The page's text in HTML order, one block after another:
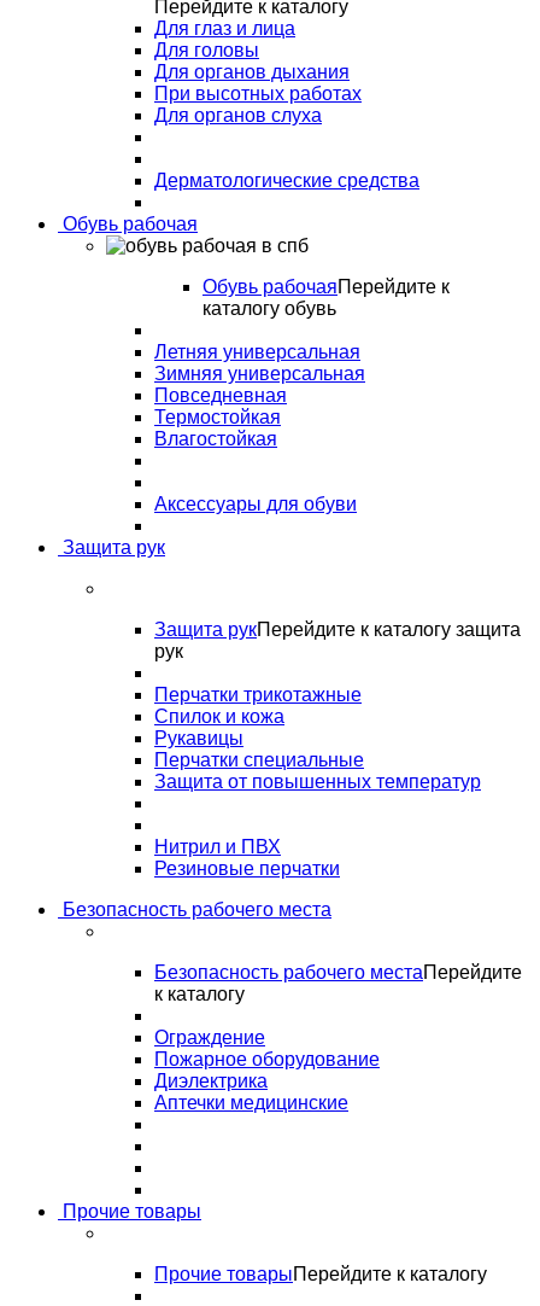
Перейдите к каталогу
Для глаз и лица
Для головы
Для органов дыхания
При высотных работах
Для органов слуха
Дерматологические средства
Обувь рабочая
Обувь рабочаяПерейдите к
каталогу обувь
Летняя универсальная
Зимняя универсальная
Повседневная
Термостойкая
Влагостойкая
Аксессуары для обуви
Защита рук
Защита рукПерейдите к каталогу защита
рук
Перчатки трикотажные
Спилок и кожа
Рукавицы
Перчатки специальные
Защита от повышенных температур
Нитрил и ПВХ
Резиновые перчатки
Безопасность рабочего места
Безопасность рабочего местаПерейдите
к каталогу
Ограждение
Пожарное оборудование
Диэлектрика
Аптечки медицинские
Прочие товары
Прочие товарыПерейдите к каталогу